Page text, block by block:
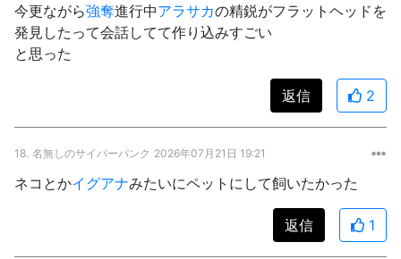
今更ながら強奪進行中アラサカの精鋭がフラットヘッドを
発見したって会話してて作り込みすごい
と思った
返信 2
18. 名無しのサイバーパンク 2026年07月21日 19:21
ネコとかイグアナみたいにペットにして飼いたかった
返信 1